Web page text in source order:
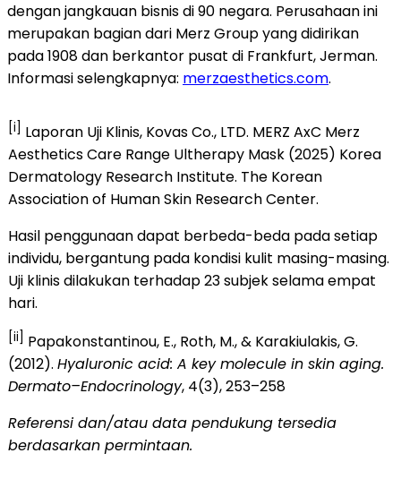
dengan jangkauan bisnis di 90 negara. Perusahaan ini
merupakan bagian dari Merz Group yang didirikan
pada 1908 dan berkantor pusat di Frankfurt, Jerman.
Informasi selengkapnya: merzaesthetics.com.
[i] Laporan Uji Klinis, Kovas Co., LTD. MERZ AxC Merz
Aesthetics Care Range Ultherapy Mask (2025) Korea
Dermatology Research Institute. The Korean
Association of Human Skin Research Center.
Hasil penggunaan dapat berbeda-beda pada setiap
individu, bergantung pada kondisi kulit masing-masing.
Uji klinis dilakukan terhadap 23 subjek selama empat
hari.
[ii] Papakonstantinou, E., Roth, M., & Karakiulakis, G.
(2012). Hyaluronic acid: A key molecule in skin aging.
Dermato–Endocrinology, 4(3), 253–258
Referensi dan/atau data pendukung tersedia
berdasarkan permintaan.